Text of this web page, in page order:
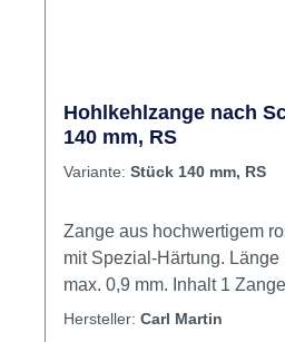
Hohlkehlzange nach
140 mm, RS
Variante: Stück 140 mm, RS
Zange aus hochwertigem
mit Spezial-Härtung. Länge
max. 0,9 mm. Inhalt 1 Zange
Hersteller: Carl Martin